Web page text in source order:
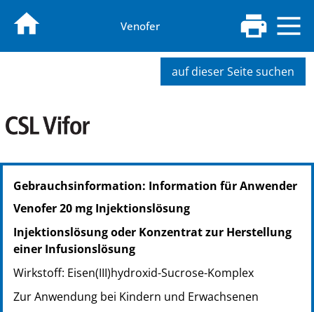
Venofer
auf dieser Seite suchen
PZN: 06118748
PPN: 110611874828
Gebrauchsinformation: Information für Anwender
Venofer 20 mg Injektionslösung
Injektionslösung oder Konzentrat zur Herstellung
einer Infusionslösung
Wirkstoff: Eisen(III)hydroxid-Sucrose-Komplex
Zur Anwendung bei Kindern und Erwachsenen